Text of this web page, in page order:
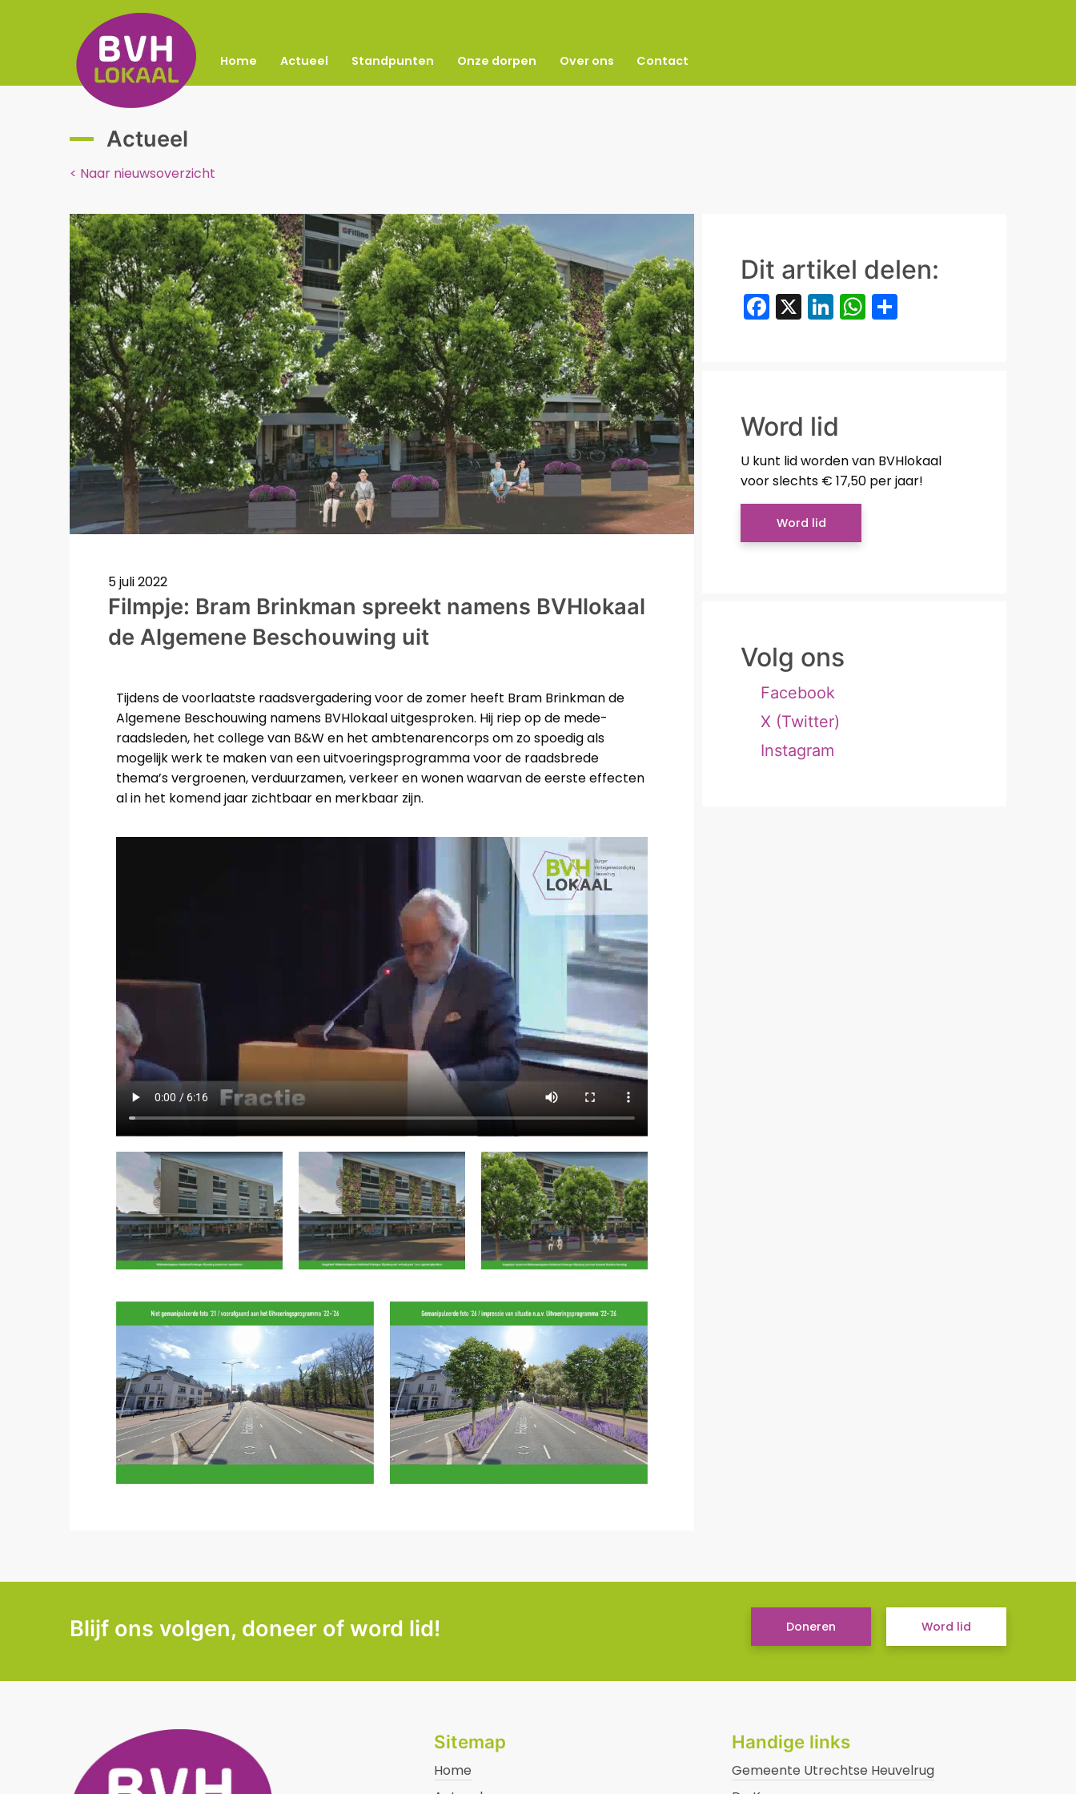
Home Actueel Standpunten Onze dorpen Over ons Contact
Actueel
< Naar nieuwsoverzicht
5 juli 2022
Filmpje: Bram Brinkman spreekt namens BVHlokaal
de Algemene Beschouwing uit
Tijdens de voorlaatste raadsvergadering voor de zomer heeft Bram Brinkman de
Algemene Beschouwing namens BVHlokaal uitgesproken. Hij riep op de mede-
raadsleden, het college van B&W en het ambtenarencorps om zo spoedig als
mogelijk werk te maken van een uitvoeringsprogramma voor de raadsbrede
thema’s vergroenen, verduurzamen, verkeer en wonen waarvan de eerste effecten
al in het komend jaar zichtbaar en merkbaar zijn.
Dit artikel delen:
Facebook
X LinkedIn
WhatsApp
Word lid
U kunt lid worden van BVHlokaal
voor slechts € 17,50 per jaar!
Word lid
Volg ons
Facebook
X (Twitter)
Instagram
Blijf ons volgen, doneer of word lid! Doneren Word lid
Sitemap
Home
Handige links
Gemeente Utrechtse Heuvelrug